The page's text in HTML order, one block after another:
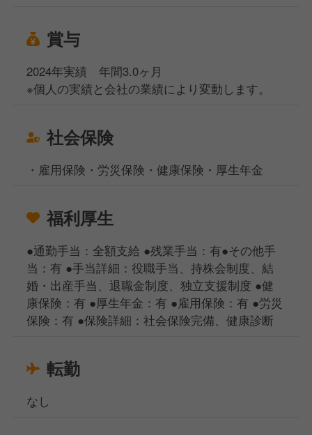
賞与
2024年実績 年間3.0ヶ月
※個人の実績と会社の業績により変動します。
社会保険
・雇用保険・労災保険・健康保険・厚生年金
福利厚生
●通勤手当：全額支給 ●残業手当：有●その他手
当：有 ●手当詳細：役職手当、持株会制度、結
婚・出産手当、退職金制度、独立支援制度 ●健
康保険：有 ●厚生年金：有 ●雇用保険：有 ●労災
保険：有 ●保険詳細：社会保険完備、健康診断
転勤
なし